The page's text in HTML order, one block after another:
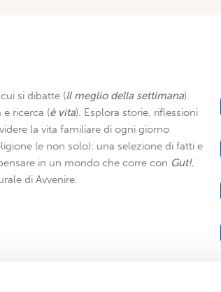
si dibatte (Il meglio della settimana).
ricerca (è vita). Esplora storie, riflessioni
la vita familiare di ogni giorno
(e non solo): una selezione di fatti e
in un mondo che corre con Gut!,
di Avvenire.